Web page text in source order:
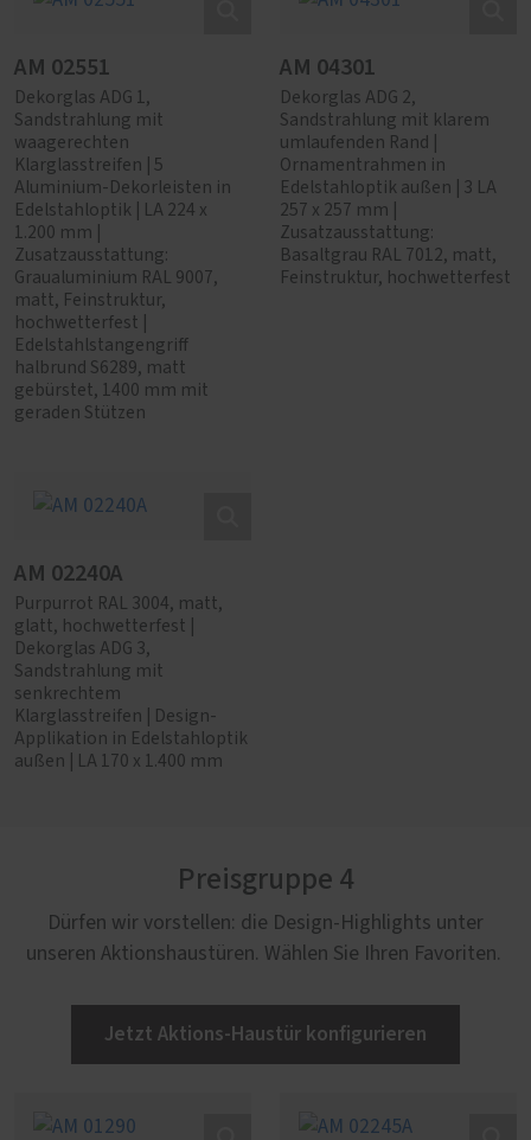
AM 02551
Dekorglas ADG 1,
Sandstrahlung mit
waagerechten
Klarglasstreifen | 5
Aluminium-Dekorleisten in
Edelstahloptik | LA 224 x
1.200 mm |
Zusatzausstattung:
Graualuminium RAL 9007,
matt, Feinstruktur,
hochwetterfest |
Edelstahlstangengriff
halbrund S6289, matt
gebürstet, 1400 mm mit
geraden Stützen
AM 04301
Dekorglas ADG 2,
Sandstrahlung mit klarem
umlaufenden Rand |
Ornamentrahmen in
Edelstahloptik außen | 3 LA
257 x 257 mm |
Zusatzausstattung:
Basaltgrau RAL 7012, matt,
Feinstruktur, hochwetterfest
AM 02240A
Purpurrot RAL 3004, matt,
glatt, hochwetterfest |
Dekorglas ADG 3,
Sandstrahlung mit
senkrechtem
Klarglasstreifen | Design-
Applikation in Edelstahloptik
außen | LA 170 x 1.400 mm
Preisgruppe 4
Dürfen wir vorstellen: die Design-Highlights unter
unseren Aktionshaustüren. Wählen Sie Ihren Favoriten.
Jetzt Aktions-Haustür konfigurieren